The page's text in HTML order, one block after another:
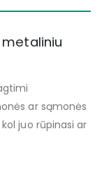
ar sąmonės
juo rūpinasi ar